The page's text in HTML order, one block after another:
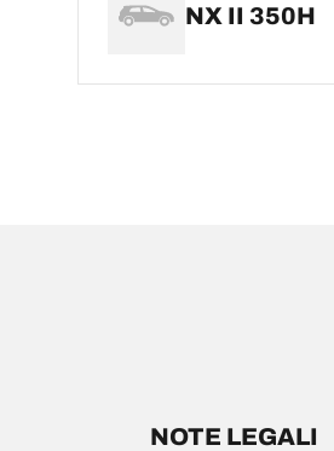
NX II 350H
NOTE LEGALI